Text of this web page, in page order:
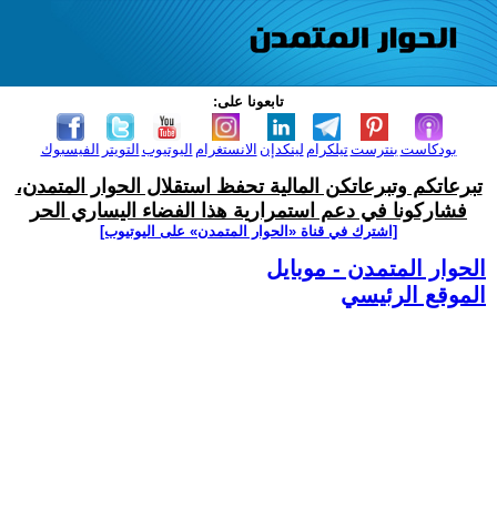
تابعونا على:
الفيسبوك التويتر اليوتيوب الانستغرام لينكدإن تيلكرامبنترست بودكاست
تبرعاتكم وتبرعاتكن المالية تحفظ استقلال الحوار المتمدن،
فشاركونا في دعم استمرارية هذا الفضاء اليساري الحر
[اشترك في قناة ‫«الحوار المتمدن» على اليوتيوب]
الحوار المتمدن - موبايل
الموقع الرئيسي